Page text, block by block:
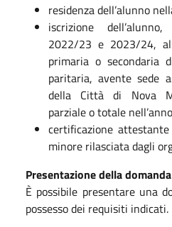
residenza dell’alunno
iscrizione
2022/23 e 2023/24,
primaria o secondaria
paritaria, avente sede
della Città di Nova
parziale o totale
certificazione
minore rilasciata dagli
Presentazione della domanda
È possibile presentare una
possesso dei requisiti indicati.